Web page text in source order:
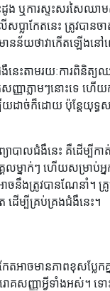
ឬការស្ទះសរសៃឈាមសួ
ប្លាកែតនេះ ត្រូវបា
ន័យថាវាកើតឡើងនៅព
ះតាមរយៈការពិនិត្យឈ
ញ្ញាភ្លាមៗនោះទេ ហើ
យដាច់ក៏ដោយ ប៉ុន្តែយុទ្ធ
បាលជំងឺនេះ គឺដើម្បីកា
គ្គលម្នាក់ៗ ហើយសម្រា
នឹងត្រូវបានណែនាំ។ គ្
ដើម្បីគ្រប់គ្រងជំងឺនេះ។
អាចមានភាពខុសប្លែកគ្
គសញ្ញាអ្វីទាំងអស់។ ទ